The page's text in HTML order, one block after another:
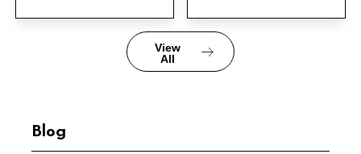
View
All
Blog